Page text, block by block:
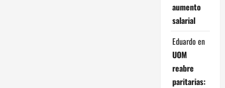
aumento
salarial
Eduardo en
UOM
reabre
paritarias: